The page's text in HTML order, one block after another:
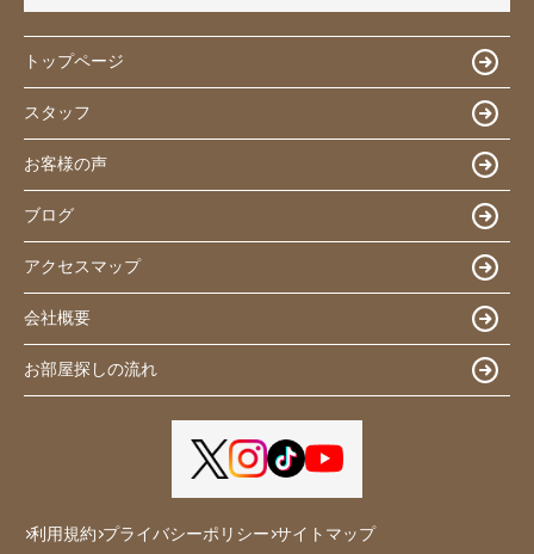
トップページ
スタッフ
お客様の声
ブログ
アクセスマップ
会社概要
お部屋探しの流れ
利用規約 プライバシーポリシー サイトマップ